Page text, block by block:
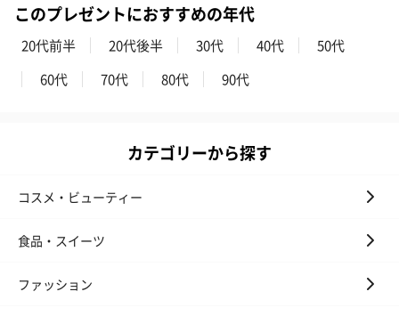
このプレゼントにおすすめの年代
20代前半 20代後半 30代 40代
50代
60代
70代 80代 90代
カテゴリーから探す
コスメ・ビューティー
食品・スイーツ
ファッション